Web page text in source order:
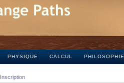
PHYSIQUE CALCUL PHILOSOPHIE
Inscription